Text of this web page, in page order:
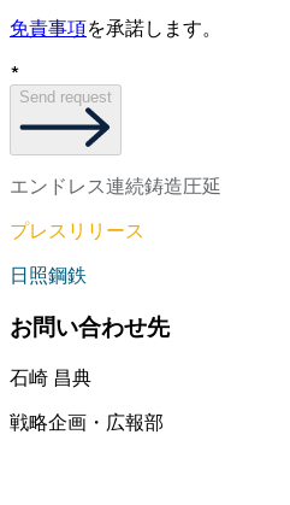
免責事項を承諾します。
*
Send request
エンドレス連続鋳造圧延
プレスリリース
日照鋼鉄
お問い合わせ先
石崎 昌典
戦略企画・広報部